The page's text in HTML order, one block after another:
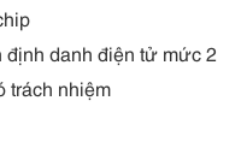
định danh điện tử mức 2
trách nhiệm